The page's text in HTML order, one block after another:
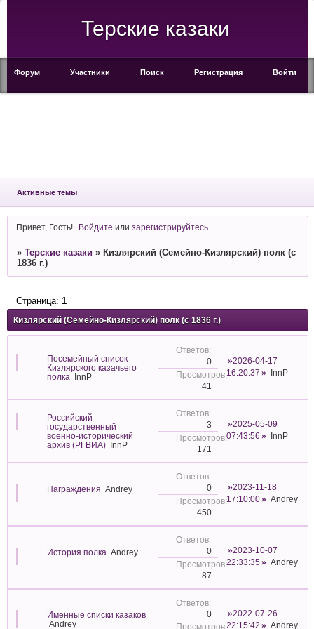
Терские казаки
Форум Участники Поиск Регистрация Войти
Активные темы
Привет, Гость! Войдите илизарегистрируйтесь
» Терские казаки » Кизлярский (Семейно-Кизлярский) полк (с
1836 г.)
Кизлярский (Семейно-Кизлярский) полк (с 1836 г.)
Страница: 1
Посемейный список
Кизлярского казачьего
полка
InnP
0
41
2026-04-17
16:20:37
InnP
Российский
государственный
военно-исторический
архив (РГВИА)
InnP
3
171
2025-05-09
07:43:56
InnP
Награждения Andrey 0
450
2023-11-18
17:10:00
Andrey
История полка Andrey 0
87
2023-10-07
22:33:35
Andrey
Именные списки казаков
Andrey
0
2022-07-26
22:15:42
Andrey